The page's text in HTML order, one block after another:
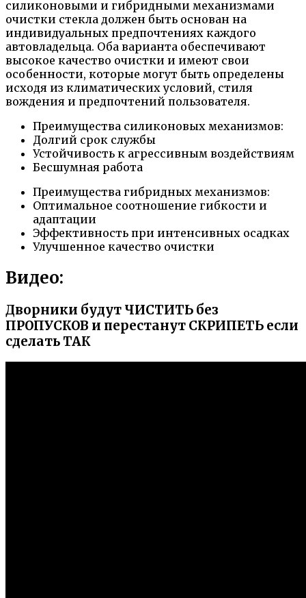
силиконовыми и гибридными механизмами
очистки стекла должен быть основан на
индивидуальных предпочтениях каждого
автовладельца. Оба варианта обеспечивают
высокое качество очистки и имеют свои
особенности, которые могут быть определены
исходя из климатических условий, стиля
вождения и предпочтений пользователя.
Преимущества силиконовых механизмов:
Долгий срок службы
Устойчивость к агрессивным воздействиям
Бесшумная работа
Преимущества гибридных механизмов:
Оптимальное соотношение гибкости и
адаптации
Эффективность при интенсивных осадках
Улучшенное качество очистки
Видео:
Дворники будут ЧИСТИТЬ без
ПРОПУСКОВ и перестанут СКРИПЕТЬ если
сделать ТАК